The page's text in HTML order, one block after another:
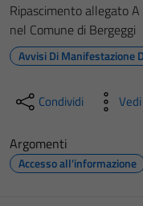
Ripascimento allegato
nel Comune di Bergeggi
Avvisi Di Manifestazione
Condividi
Argomenti
Accesso all'informazione